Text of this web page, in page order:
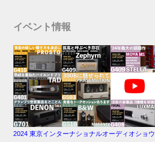
イベント情報
2024 東京インターナショナルオーディオショウ